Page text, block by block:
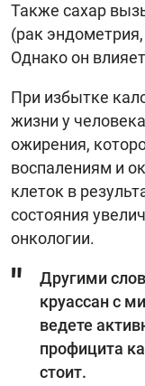
Также сахар
(рак
Однако он
При избытке
жизни у
ожирения,
воспалениям и
клеток в
состояния
онкологии.
Другими
круассан с
ведете
профицита
стоит.